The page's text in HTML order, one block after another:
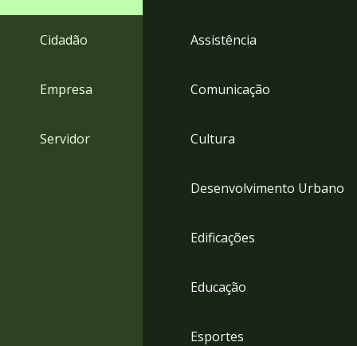
rodapé
Cidadão
Empresa
Servidor
Assistência
Comunicação
Cultura
Desenvolvimento Urbano
Edificações
Educação
Esportes